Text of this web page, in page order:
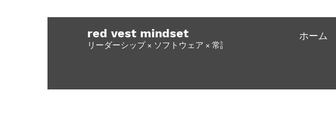
red vest mindset
リーダーシップ × ソフトウェア × 常識力
ホーム